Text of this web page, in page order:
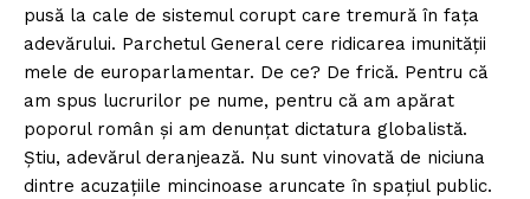
pusă la cale de sistemul corupt care tremură în fața
adevărului. Parchetul General cere ridicarea imunității
mele de europarlamentar. De ce? De frică. Pentru că
am spus lucrurilor pe nume, pentru că am apărat
poporul român și am denunțat dictatura globalistă.
Știu, adevărul deranjează. Nu sunt vinovată de niciuna
dintre acuzațiile mincinoase aruncate în spațiul public.